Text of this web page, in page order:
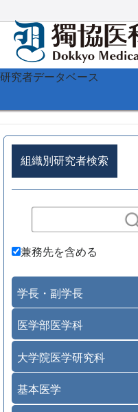
研究者データベース
組織別研究者検索
兼務先を含める
学長・副学長
医学部医学科
大学院医学研究科
基本医学